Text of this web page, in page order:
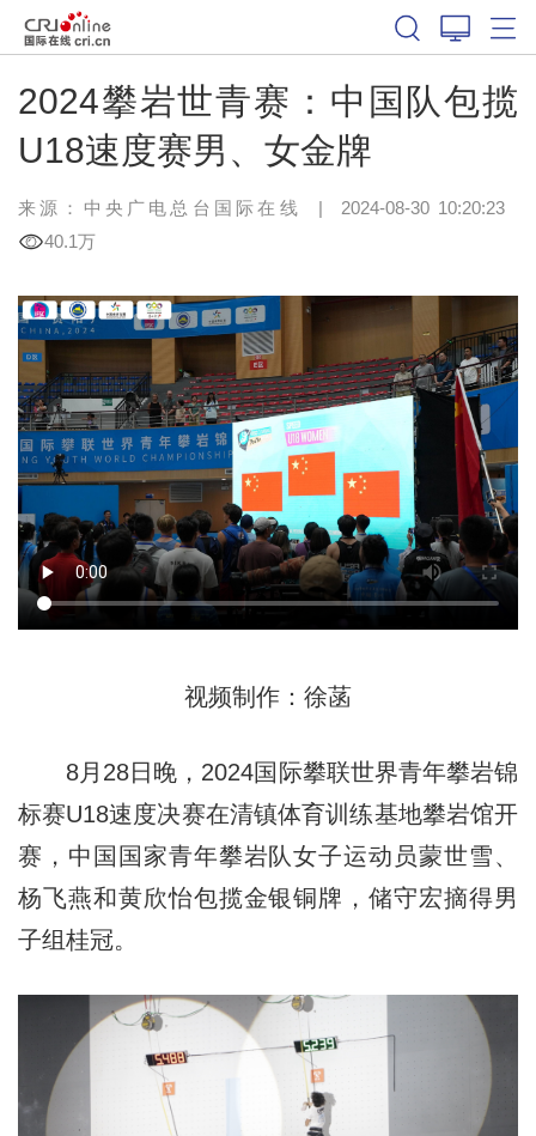
2024攀岩世青赛：中国队包揽
U18速度赛男、女金牌
来源：中央广电总台国际在线 | 2024-08-30 10:20:23
40.1万
视频制作：徐菡
8月28日晚，2024国际攀联世界青年攀岩锦
标赛U18速度决赛在清镇体育训练基地攀岩馆开
赛，中国国家青年攀岩队女子运动员蒙世雪、
杨飞燕和黄欣怡包揽金银铜牌，储守宏摘得男
子组桂冠。